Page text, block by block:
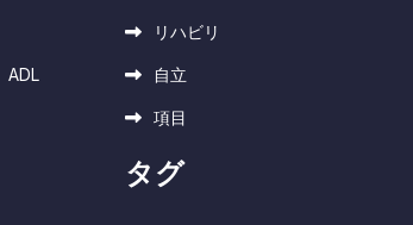
ADL
リハビリ
自立
項目
タグ